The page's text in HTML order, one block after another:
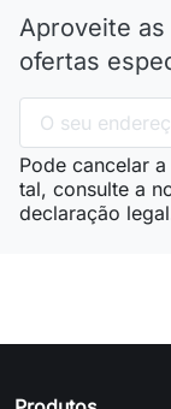
Aproveite
ofertas
Pode cancelar
tal, consulte a
declaração